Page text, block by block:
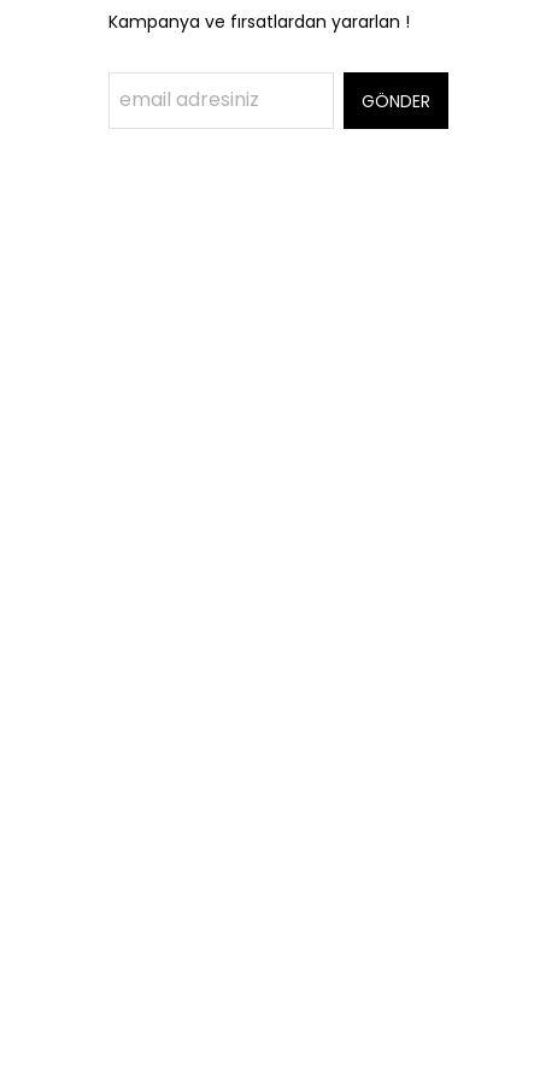
Kampanya ve fırsatlardan yararlan !
GÖNDER